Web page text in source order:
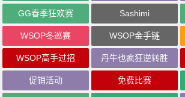
GG春季狂欢赛 Sashimi
WSOP冬巡赛 WSOP金手链
WSOP高手过招 丹牛也疯狂逆转胜
促销活动 免费比赛